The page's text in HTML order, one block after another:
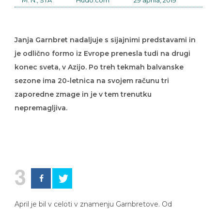
Janja Garnbret nadaljuje s sijajnimi predstavami in
je odlično formo iz Evrope prenesla tudi na drugi
konec sveta, v Azijo. Po treh tekmah balvanske
sezone ima 20-letnica na svojem računu tri
zaporedne zmage in je v tem trenutku
nepremagljiva.
3
April je bil v celoti v znamenju Garnbretove. Od